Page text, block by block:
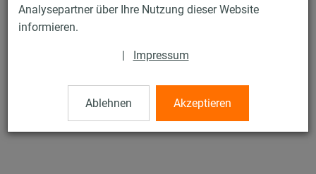
Analysepartner über Ihre Nutzung dieser Website
informieren.
| Impressum
Ablehnen Akzeptieren
0 / 0
Mischer /
Mischerverlängerung